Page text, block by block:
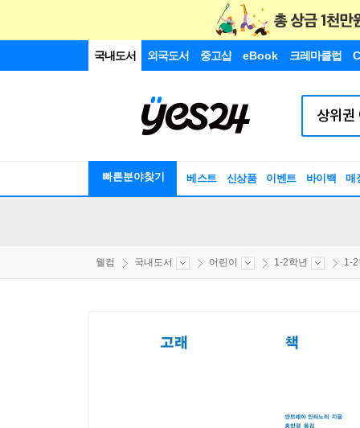
국내도서 외국도서 중고샵 eBook 크레마클럽
빠른분야찾기 베스트 신상품 이벤트 바이백 매
웰컴 국내도서 어린이 1-2학년 1-